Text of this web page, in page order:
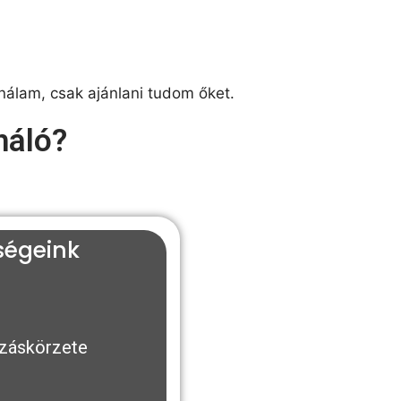
csak ajánlani tudom őket.